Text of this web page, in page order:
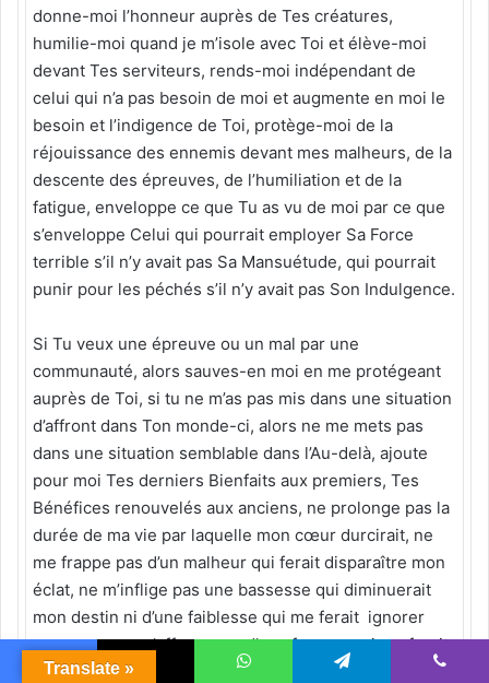
donne-moi l’honneur auprès de Tes créatures,
humilie-moi quand je m’isole avec Toi et élève-moi
devant Tes serviteurs, rends-moi indépendant de
celui qui n’a pas besoin de moi et augmente en moi le
besoin et l’indigence de Toi, protège-moi de la
réjouissance des ennemis devant mes malheurs, de la
descente des épreuves, de l’humiliation et de la
fatigue, enveloppe ce que Tu as vu de moi par ce que
s’enveloppe Celui qui pourrait employer Sa Force
terrible s’il n’y avait pas Sa Mansuétude, qui pourrait
punir pour les péchés s’il n’y avait pas Son Indulgence.
Si Tu veux une épreuve ou un mal par une
communauté, alors sauves-en moi en me protégeant
auprès de Toi, si tu ne m’as pas mis dans une situation
d’affront dans Ton monde-ci, alors ne me mets pas
dans une situation semblable dans l’Au-delà, ajoute
pour moi Tes derniers Bienfaits aux premiers, Tes
Bénéfices renouvelés aux anciens, ne prolonge pas la
durée de ma vie par laquelle mon cœur durcirait, ne
me frappe pas d’un malheur qui ferait disparaître mon
éclat, ne m’inflige pas une bassesse qui diminuerait
mon destin ni d’une faiblesse qui me ferait ignorer
mon rang, ne m’effraye pas d’une frayeur qui me ferait
perdre espoir ni d’une peur qui me mettrait dans le
Translate »